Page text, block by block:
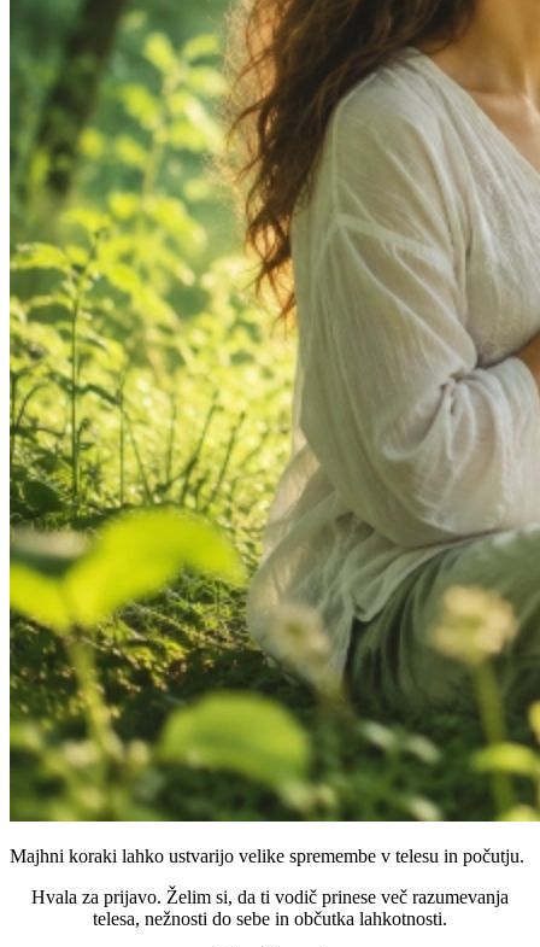
Majhni koraki lahko ustvarijo velike spremembe v telesu in počutju.
Hvala za prijavo. Želim si, da ti vodič prinese več razumevanja
telesa, nežnosti do sebe in občutka lahkotnosti.